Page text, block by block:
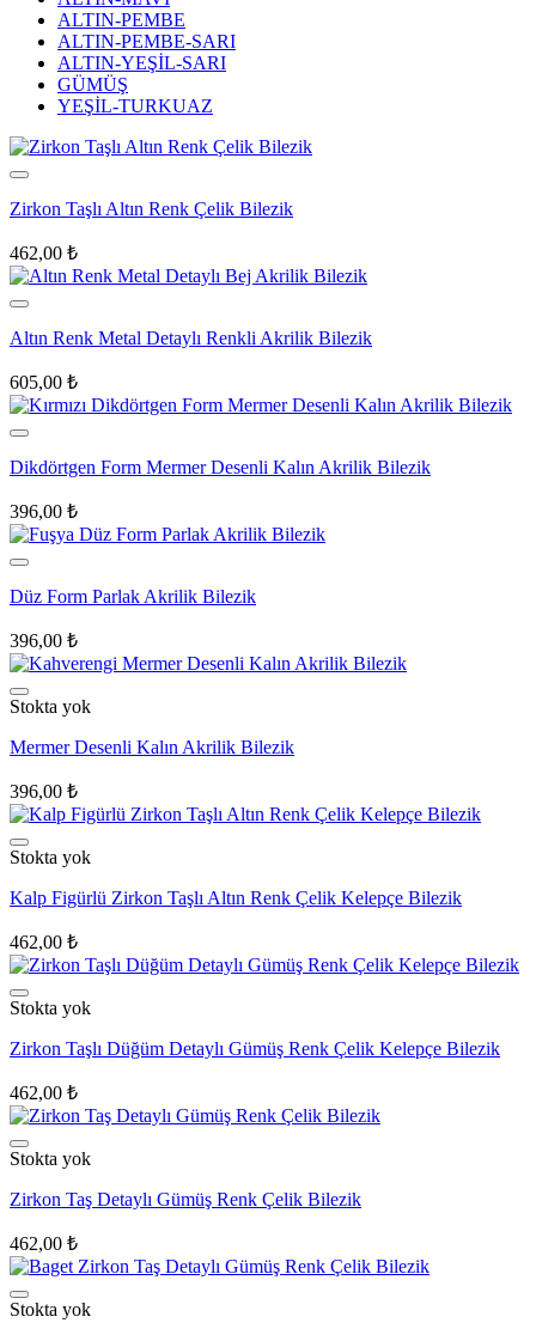
ALTIN-PEMBE
ALTIN-PEMBE-SARI
ALTIN-YEŞİL-SARI
GÜMÜŞ
YEŞİL-TURKUAZ
Zirkon Taşlı Altın Renk Çelik Bilezik
462,00 ₺
Altın Renk Metal Detaylı Renkli Akrilik Bilezik
605,00 ₺
Dikdörtgen Form Mermer Desenli Kalın Akrilik Bilezik
396,00 ₺
Düz Form Parlak Akrilik Bilezik
396,00 ₺
Stokta yok
Mermer Desenli Kalın Akrilik Bilezik
396,00 ₺
Stokta yok
Kalp Figürlü Zirkon Taşlı Altın Renk Çelik Kelepçe Bilezik
462,00 ₺
Stokta yok
Zirkon Taşlı Düğüm Detaylı Gümüş Renk Çelik Kelepçe Bilezik
462,00 ₺
Stokta yok
Zirkon Taş Detaylı Gümüş Renk Çelik Bilezik
462,00 ₺
Stokta yok